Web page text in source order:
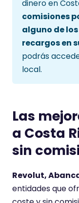
dinero en
comisiones
alguno de
recargos en
podrás
local.
Las
a Costa
sin
Revolut,
entidades que